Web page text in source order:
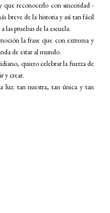
reconocerlo con sinceridad -
breve de la historia y así tan fácil
las pruebas de la escuela.
la frase que con extrema y
de estar al mundo.
quiero celebrar la fuerza de
y crear.
luz: tan nuestra, tan única y tan